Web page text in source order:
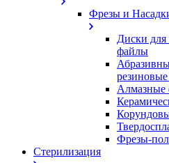
Фрезы и
Диски
файлы
Алмазные
Фрезы-
Стерилизация